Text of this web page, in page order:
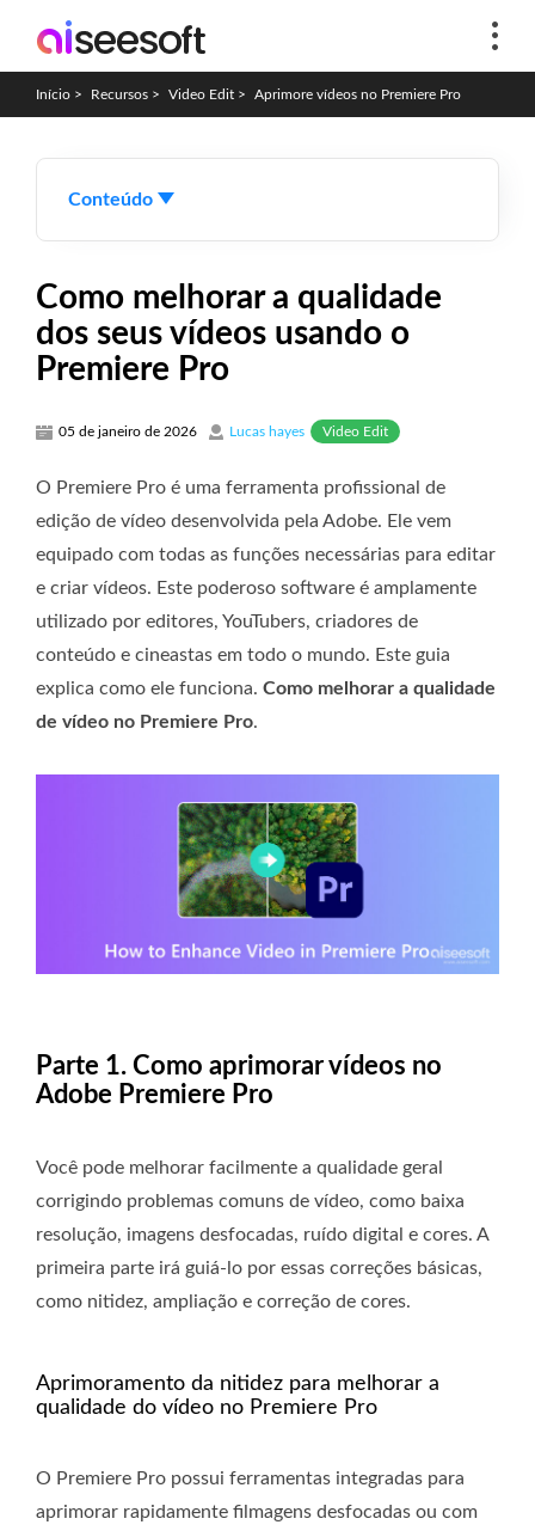
Início > Recursos > Video Edit > Aprimore vídeos no Premiere Pro
Conteúdo
Como melhorar a qualidade
dos seus vídeos usando o
Premiere Pro
05 de janeiro de 2026 Lucas hayes Video Edit
O Premiere Pro é uma ferramenta profissional de
edição de vídeo desenvolvida pela Adobe. Ele vem
equipado com todas as funções necessárias para editar
e criar vídeos. Este poderoso software é amplamente
utilizado por editores, YouTubers, criadores de
conteúdo e cineastas em todo o mundo. Este guia
explica como ele funciona. Como melhorar a qualidade
de vídeo no Premiere Pro.
Parte 1. Como aprimorar vídeos no
Adobe Premiere Pro
Você pode melhorar facilmente a qualidade geral
corrigindo problemas comuns de vídeo, como baixa
resolução, imagens desfocadas, ruído digital e cores. A
primeira parte irá guiá-lo por essas correções básicas,
como nitidez, ampliação e correção de cores.
Aprimoramento da nitidez para melhorar a
qualidade do vídeo no Premiere Pro
O Premiere Pro possui ferramentas integradas para
aprimorar rapidamente filmagens desfocadas ou com